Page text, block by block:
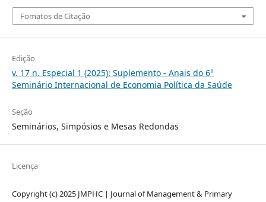
Fomatos de Citação
Edição
v. 17 n. Especial 1 (2025): Suplemento - Anais do 6°
Seminário Internacional de Economia Política da Saúde
Seção
Seminários, Simpósios e Mesas Redondas
Licença
Copyright (c) 2025 JMPHC | Journal of Management & Primary